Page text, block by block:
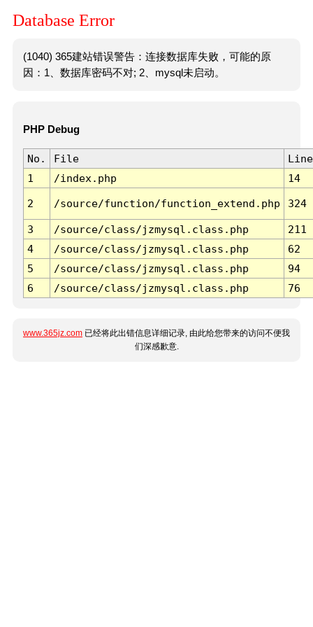
Database Error
(1040) 365建站错误警告：连接数据库失败，可能的原
因：1、数据库密码不对; 2、mysql未启动。
PHP Debug
No. File
Line
1
/index.php 14
2 /source/function/function_extend.php 324
3 /source/class/jzmysql.class.php
211
4
/source/class/jzmysql.class.php
62
5
/source/class/jzmysql.class.php
94
6
/source/class/jzmysql.class.php 76
www.365jz.com 已经将此出错信息详细记录, 由此给您带来的访问不便我
们深感歉意.